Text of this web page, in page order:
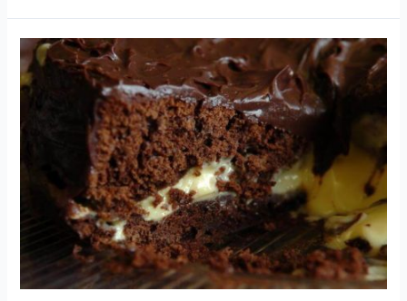
DELICIOSAS
PANQUECAS
AMERICANAS
DA
ZUCA